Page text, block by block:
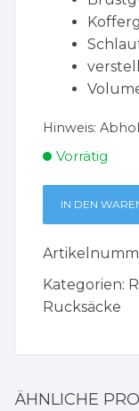
Hinweis:
Vorrätig
IN DEN
Kategorien:
Rucksäcke
ÄHNLICHE